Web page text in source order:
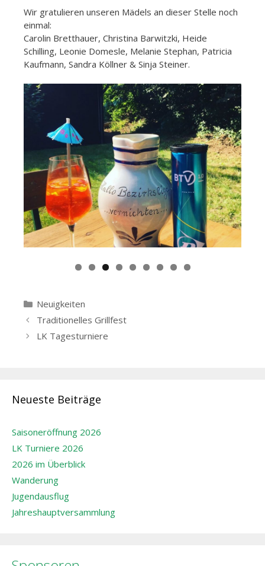
Wir gratulieren unseren Mädels an dieser Stelle noch
einmal:
Carolin Bretthauer, Christina Barwitzki, Heide
Schilling, Leonie Domesle, Melanie Stephan, Patricia
Kaufmann, Sandra Köllner & Sinja Steiner.
Kategorien
Neuigkeiten
Beitrags-
Navigation
Traditionelles Grillfest
LK Tagesturniere
Neueste Beiträge
Saisoneröffnung 2026
LK Turniere 2026
2026 im Überblick
Wanderung
Jugendausflug
Jahreshauptversammlung